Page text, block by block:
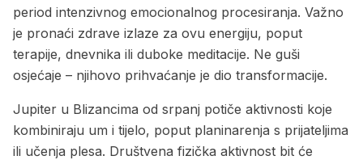
period intenzivnog emocionalnog procesiranja. Važno
je pronaći zdrave izlaze za ovu energiju, poput
terapije, dnevnika ili duboke meditacije. Ne guši
osjećaje – njihovo prihvaćanje je dio transformacije.
Jupiter u Blizancima od srpanj potiče aktivnosti koje
kombiniraju um i tijelo, poput planinarenja s prijateljima
ili učenja plesa. Društvena fizička aktivnost bit će